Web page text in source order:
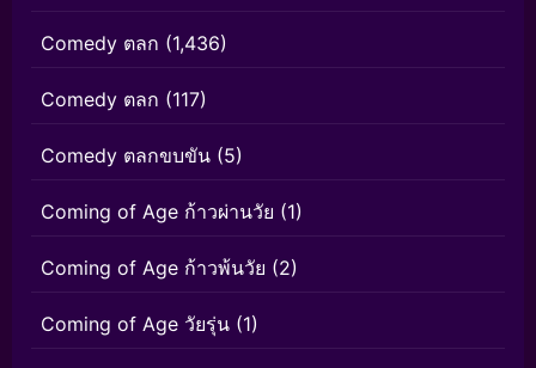
Comedy ตลก (1,436)
Comedy ตลก (117)
Comedy ตลกขบขัน (5)
Coming of Age ก้าวผ่านวัย (1)
Coming of Age ก้าวพ้นวัย (2)
Coming of Age วัยรุ่น (1)